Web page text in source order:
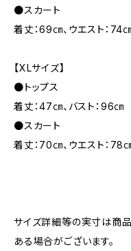
●スカート
着丈：69㎝、ウエスト：74
【XLサイズ】
●トップス
着丈：47㎝、バスト：96㎝
●スカート
着丈：70㎝、ウエスト：78
サイズ詳細等の実寸は商
ある場合がございます。